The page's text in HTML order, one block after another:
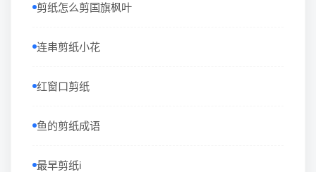
剪纸怎么剪国旗枫叶
连串剪纸小花
红窗口剪纸
鱼的剪纸成语
最早剪纸i